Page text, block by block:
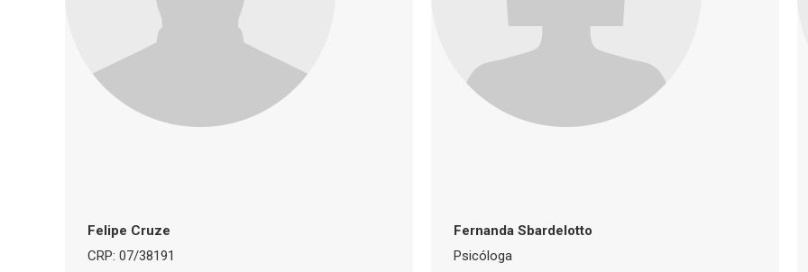
Felipe Cruze
CRP: 07/38191
Fernanda Sbardelotto
Psicóloga